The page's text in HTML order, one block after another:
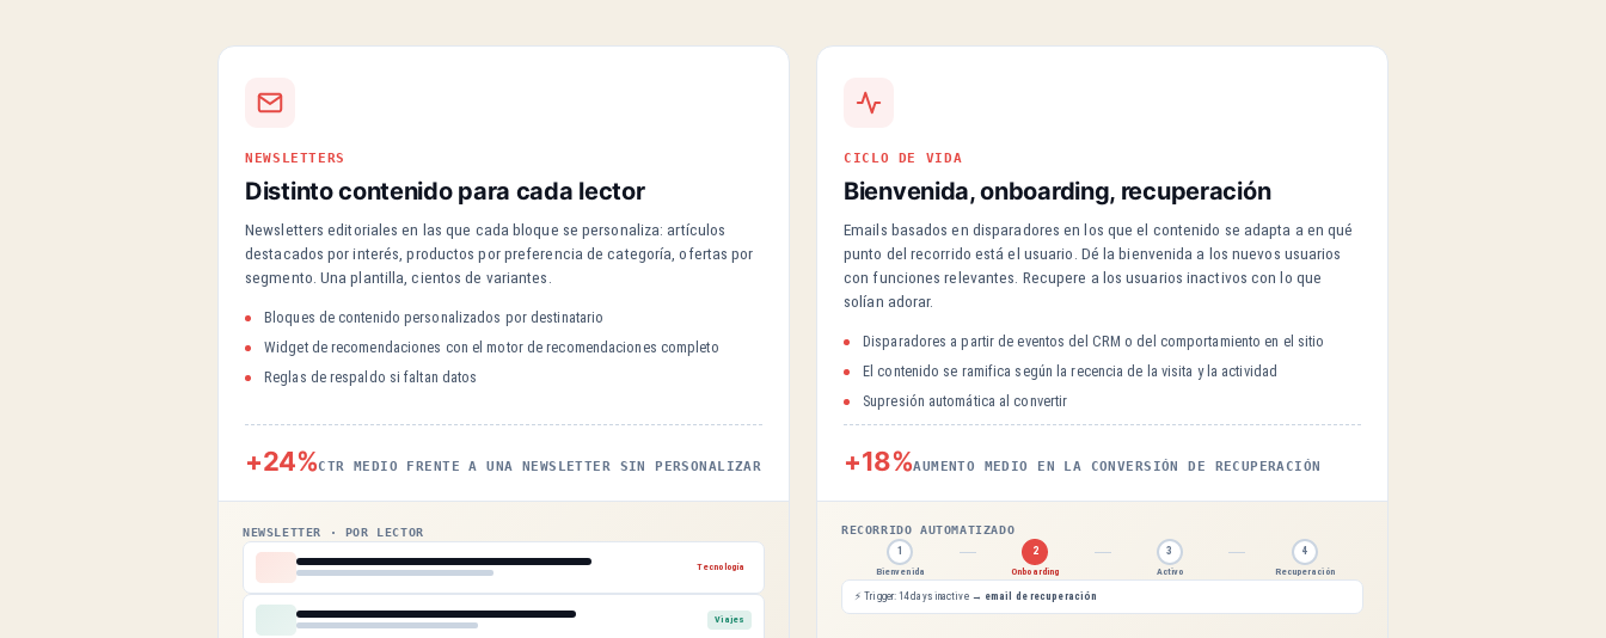
NEWSLETTERS
Distinto contenido para cada lector
Newsletters editoriales en las que cada bloque se personaliza: artículos
destacados por interés, productos por preferencia de categoría, ofertas por
segmento. Una plantilla, cientos de variantes.
Bloques de contenido personalizados por destinatario
Widget de recomendaciones con el motor de recomendaciones completo
Reglas de respaldo si faltan datos
+24%CTR MEDIO FRENTE A UNA NEWSLETTER SIN PERSONALIZAR
NEWSLETTER · POR LECTOR
Tecnología
Viajes
CICLO DE VIDA
Bienvenida, onboarding, recuperación
Emails basados en disparadores en los que el contenido se adapta a en qué
punto del recorrido está el usuario. Dé la bienvenida a los nuevos usuarios
con funciones relevantes. Recupere a los usuarios inactivos con lo que
solían adorar.
Disparadores a partir de eventos del CRM o del comportamiento en el sitio
El contenido se ramifica según la recencia de la visita y la actividad
Supresión automática al convertir
+18%AUMENTO MEDIO EN LA CONVERSIÓN DE RECUPERACIÓN
RECORRIDO AUTOMATIZADO
1
Bienvenida
2
Onboarding
3
Activo
4
Recuperación
⚡ Trigger: 14 days inactive → email de recuperación